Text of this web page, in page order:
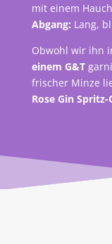
mit einem
Abgang: Lang,
Obwohl wir ihn
einem G&T
frischer Minze
Rose Gin